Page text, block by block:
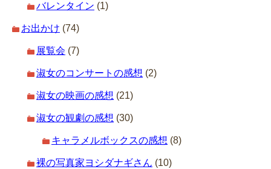
バレンタイン (1)
お出かけ (74)
展覧会 (7)
淑女のコンサートの感想 (2)
淑女の映画の感想 (21)
淑女の観劇の感想 (30)
キャラメルボックスの感想 (8)
裸の写真家ヨシダナギさん (10)